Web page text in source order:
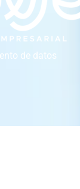
de datos